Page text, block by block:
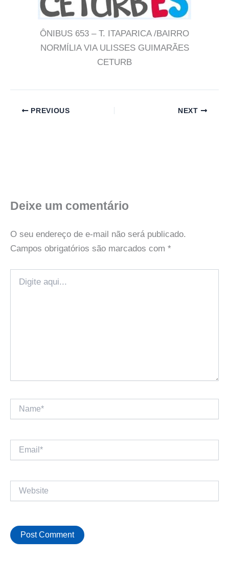
ÔNIBUS 653 – T. ITAPARICA /BAIRRO
NORMÍLIA VIA ULISSES GUIMARÃES
CETURB
PREVIOUS NEXT
Deixe um comentário
O seu endereço de e-mail não será publicado.
Campos obrigatórios são marcados com *
aqui...